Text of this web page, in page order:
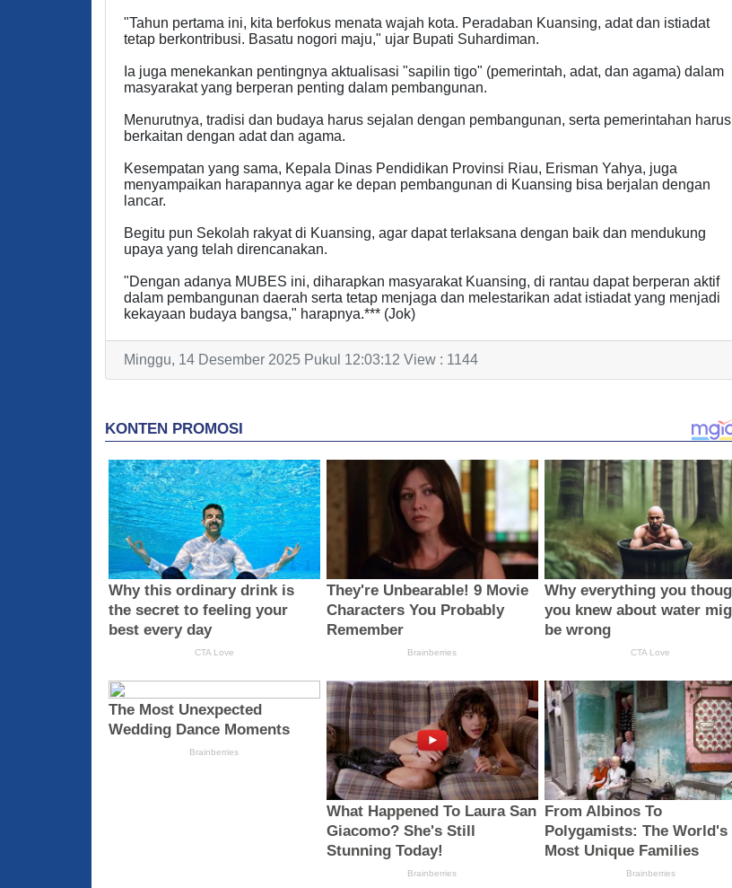
"Tahun pertama ini, kita berfokus menata wajah kota. Peradaban Kuansing, adat dan istiadat
tetap berkontribusi. Basatu nogori maju," ujar Bupati Suhardiman.
Ia juga menekankan pentingnya aktualisasi "sapilin tigo" (pemerintah, adat, dan agama) dalam
masyarakat yang berperan penting dalam pembangunan.
Menurutnya, tradisi dan budaya harus sejalan dengan pembangunan, serta pemerintahan harus
berkaitan dengan adat dan agama.
Kesempatan yang sama, Kepala Dinas Pendidikan Provinsi Riau, Erisman Yahya, juga
menyampaikan harapannya agar ke depan pembangunan di Kuansing bisa berjalan dengan
lancar.
Begitu pun Sekolah rakyat di Kuansing, agar dapat terlaksana dengan baik dan mendukung
upaya yang telah direncanakan.
"Dengan adanya MUBES ini, diharapkan masyarakat Kuansing, di rantau dapat berperan aktif
dalam pembangunan daerah serta tetap menjaga dan melestarikan adat istiadat yang menjadi
kekayaan budaya bangsa," harapnya.*** (Jok)
Minggu, 14 Desember 2025 Pukul 12:03:12 View : 1144